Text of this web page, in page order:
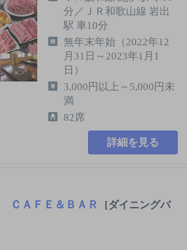
分／ＪＲ和歌山線 岩出
駅 車10分
無年末年始（2022年12
月31日～2023年1月1
日）
3,000円以上～5,000円未
満
82席
詳細を見る
ＣＡＦＥ＆ＢＡＲ
[ダイニングバ